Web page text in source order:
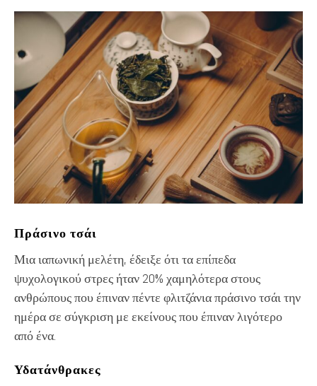
Πράσινο τσάι
Μια ιαπωνική μελέτη, έδειξε ότι τα επίπεδα
ψυχολογικού στρες ήταν 20% χαμηλότερα στους
ανθρώπους που έπιναν πέντε φλιτζάνια πράσινο τσάι την
ημέρα σε σύγκριση με εκείνους που έπιναν λιγότερο
από ένα.
Υδατάνθρακες